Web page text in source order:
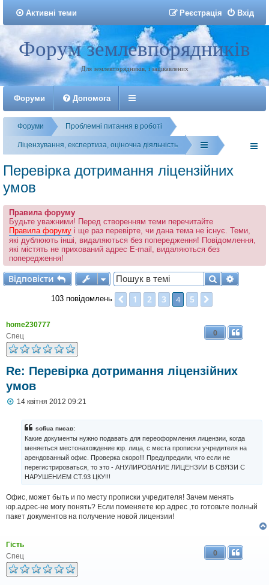
Активні теми Вхід
Реєстрація
Реєстрація
Форум землевпорядників
Для землевпорядників, і зацікавлених
Форуми Допомога
Форуми Проблемні питання в роботі
Ліцензування, експертиза, оціночна діяльність
Перевiрка дотримання лiцензiйних
умов
Правила форуму
Будьте уважними! Перед створенням теми перечитайте
Правила форуму і ще раз перевірте, чи дана тема не існує. Теми,
які дублюють інші, видаляються без попередження! Повідомлення,
які містять не прихований адрес E-mail, видаляються без
попередження!
Відповісти
Відповісти Пошук
103 повідомлень Поперед.
1 2 3 4 5
home230777
Спец
Re: Перевiрка дотримання лiцензiйних
умов
0
П
я
14 квітня 2012 09:21
sofiua писав:
Какие документы нужно подавать для переоформления лицензии, когда
меняеться местонахождение юр. лица, с места прописки учредителя на
арендованный офис. Проверка скоро!!! Предупредили, что если не
перегистрироваться, то это - АНУЛИРОВАНИЕ ЛИЦЕНЗИИ В СВЯЗИ С
НАРУШЕНИЕМ СТ.93 ЦКУ!!!
Офис, может быть и по месту прописки учредителя! Зачем менять
юр.адрес-не могу понять? Если поменяете юр.адрес ,то готовьте полный
пакет документов на получение новой лицензии!
Гість
Спец
0